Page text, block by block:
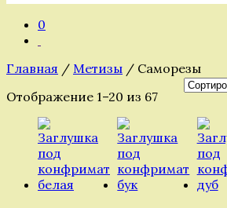
0
Главная / Метизы / Саморезы
Отображение 1–20 из 67